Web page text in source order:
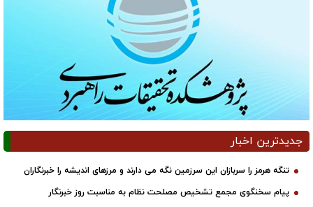
جدیدترین اخبار
تنگه هرمز را سربازان این سرزمین نگه می دارند و مرزهای اندیشه را خبرنگاران
پیام سخنگوی مجمع تشخیص مصلحت نظام به مناسبت روز خبرنگار